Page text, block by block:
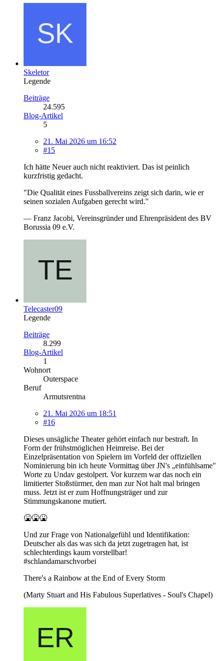
Skeletor
Legende
Beiträge
24.595
Blog-Artikel
5
21. Mai 2026 um 16:52
#15
Ich hätte Neuer auch nicht reaktiviert. Das ist peinlich
kurzfristig gedacht.
"Die Qualität eines Fussballvereins zeigt sich darin, wie er
seinen sozialen Aufgaben gerecht wird."
— Franz Jacobi, Vereinsgründer und Ehrenpräsident des BV
Borussia 09 e.V.
Telecaster09
Legende
Beiträge
8.299
Blog-Artikel
1
Wohnort
Outerspace
Beruf
Armutsrentna
21. Mai 2026 um 18:51
#16
Dieses unsägliche Theater gehört einfach nur bestraft. In
Form der frühstmöglichen Heimreise. Bei der
Einzelpräsentation von Spielern im Vorfeld der offiziellen
Nominierung bin ich heute Vormittag über JN's „einfühlsame"
Worte zu Undav gestolpert. Vor kurzem war das noch ein
limitierter Stoßstürmer, den man zur Not halt mal bringen
muss. Jetzt ist er zum Hoffnungsträger und zur
Stimmungskanone mutiert.
🤮🤮🤮
Und zur Frage von Nationalgefühl und Identifikation:
Deutscher als das was sich da jetzt zugetragen hat, ist
schlechterdings kaum vorstellbar!
#schlandamarschvorbei
There's a Rainbow at the End of Every Storm
(Marty Stuart and His Fabulous Superlatives - Soul's Chapel)